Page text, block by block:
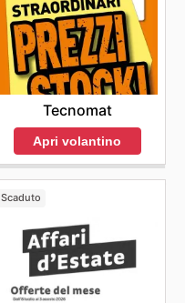
Tecnomat
Apri volantino
Scaduto